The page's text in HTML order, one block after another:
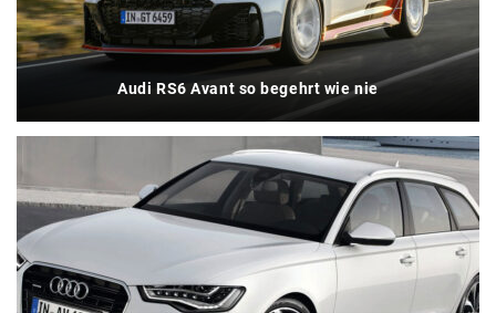
Audi RS6 Avant so begehrt wie nie